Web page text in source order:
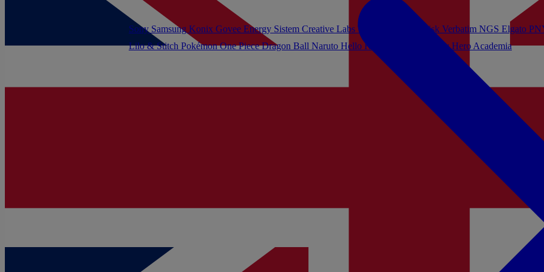
Lilo & Stitch PokémonOne PieceDragon Ball Naruto Hello Kitty My Hero Academia
Sony Samsung Konix Govee Energy Sistem Creative Labs Turtle Beach Sandisk Verbatim NGS Elgato